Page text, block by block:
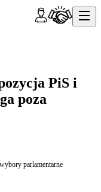
PiS i
poza
parlamentarne